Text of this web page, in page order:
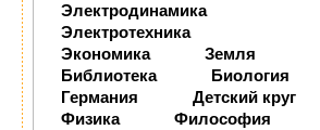
Электродинамика
Электротехника
Экономика
Земля
Библиотека
Биология
Германия
Детский круг
Физика
Философия